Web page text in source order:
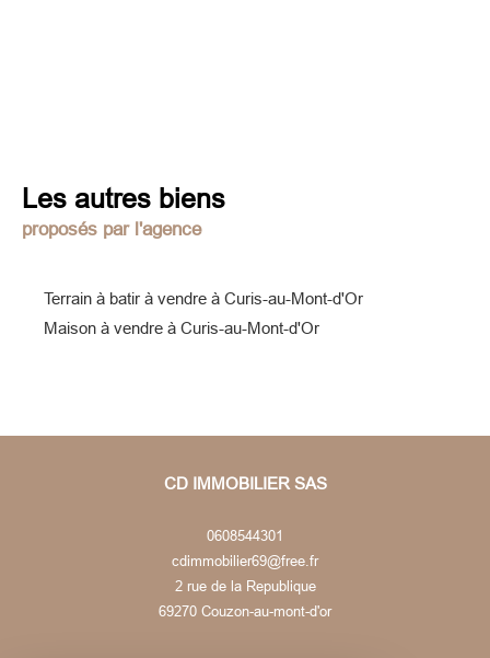
Les autres biens
proposés par l'agence
Terrain à batir à vendre à Curis-au-Mont-d'Or
Maison à vendre à Curis-au-Mont-d'Or
CD IMMOBILIER SAS
0608544301
cdimmobilier69@free.fr
2 rue de la Republique
69270
couzon-au-mont-d'or